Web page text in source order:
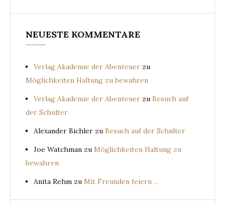
NEUESTE KOMMENTARE
Verlag Akademie der Abenteuer zu
Möglichkeiten Haltung zu bewahren
Verlag Akademie der Abenteuer zu Besuch auf
der Schulter
Alexander Bichler zu Besuch auf der Schulter
Joe Watchman zu Möglichkeiten Haltung zu
bewahren
Anita Rehm zu Mit Freunden feiern …